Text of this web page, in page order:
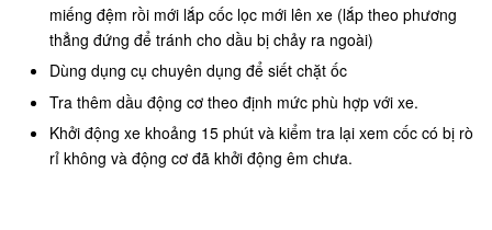
miếng đệm rồi mới lắp cốc lọc mới lên xe (lắp theo phương
thẳng đứng để tránh cho dầu bị chảy ra ngoài)
Dùng dụng cụ chuyên dụng để siết chặt ốc
Tra thêm dầu động cơ theo định mức phù hợp với xe.
Khởi động xe khoảng 15 phút và kiểm tra lại xem cốc có bị rò
rỉ không và động cơ đã khởi động êm chưa.